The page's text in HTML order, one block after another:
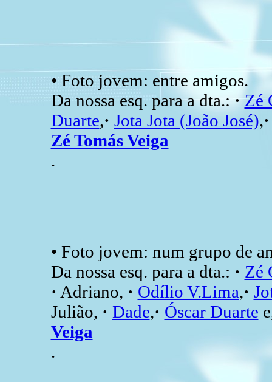
• Foto jovem: entre amigos.
Da nossa esq. para a dta.:·Zé
Duarte,· Jota Jota (João José),
Zé Tomás Veiga
.
• Foto jovem: num grupo de
Da nossa esq. para a dta.: · Zé
· Adriano, · Odílio V.Lima,·
Julião, · Dade,· Óscar Duarte
Veiga
.